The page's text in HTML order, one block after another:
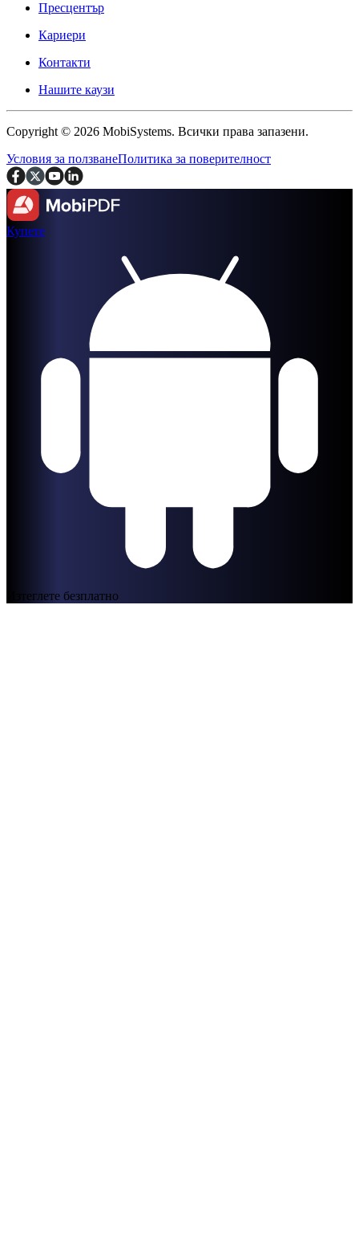
Пресцентър
Кариери
Контакти
Нашите каузи
Copyright © 2026 MobiSystems. Всички права запазени.
Условия за ползванеПолитика за поверителност
Купете
Изтеглете безплатно